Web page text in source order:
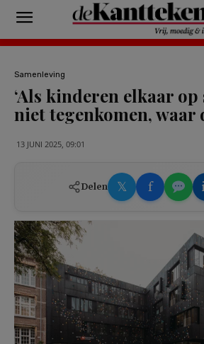
Samenleving
‘Als kinderen elkaar
niet tegenkomen, waar
13 JUNI 2025, 09:01
Delen 𝕏 f